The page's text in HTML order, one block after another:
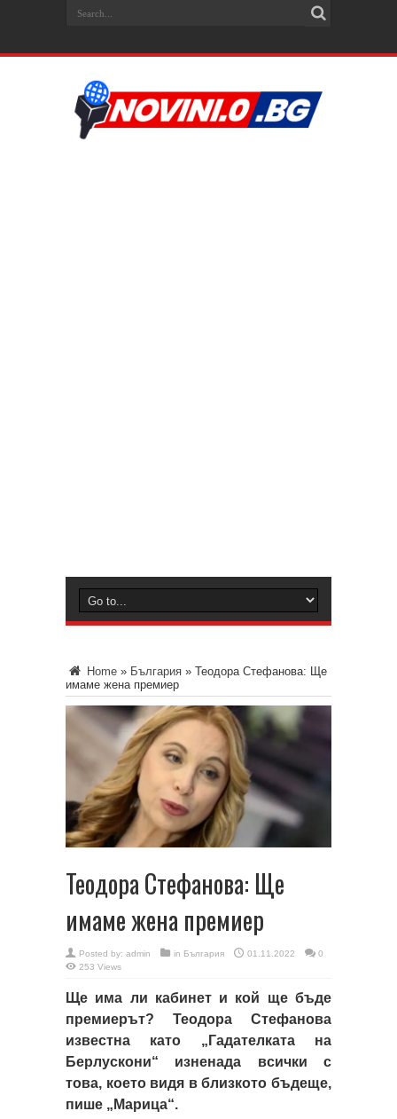
Home » България » Теодора Стефанова: Ще
имаме жена премиер
Теодора Стефанова: Ще
имаме жена премиер
Posted by: admin in България 01.11.2022
0
253 Views
Ще има ли кабинет и кой ще бъде
премиерът? Теодора Стефанова
известна като „Гадателката на
Берлускони“ изненада всички с
това, което видя в близкото бъдеще,
пише „Марица“.